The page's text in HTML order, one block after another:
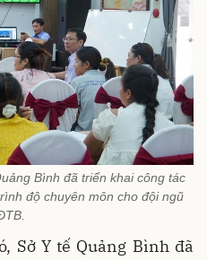
Bình đã triển khai công tác
độ chuyên môn cho đội ngũ
Sở Y tế Quảng Bình đã